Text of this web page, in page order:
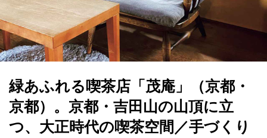
緑あふれる喫茶店「茂庵」（京都・
京都）。京都・吉田山の山頂に立
つ、大正時代の喫茶空間／手づくり